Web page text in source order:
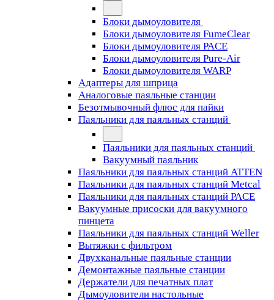
Блоки дымоуловителя
Блоки дымоуловителя FumeClear
Блоки дымоуловителя PACE
Блоки дымоуловителя Pure-Air
Блоки дымоуловителя WARP
Адаптеры для шприца
Аналоговые паяльные станции
Безотмывочный флюс для пайки
Паяльники для паяльных станций
Паяльники для паяльных станций
Вакуумный паяльник
Паяльники для паяльных станций ATTEN
Паяльники для паяльных станций Metcal
Паяльники для паяльных станций PACE
Вакуумные присоски для вакуумного
пинцета
Паяльники для паяльных станций Weller
Вытяжки с фильтром
Двухканальные паяльные станции
Демонтажные паяльные станции
Держатели для печатных плат
Дымоуловители настольные